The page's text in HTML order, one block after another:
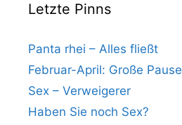
Letzte Pinns
Panta rhei – Alles fließt
Februar-April: Große Pause
Sex – Verweigerer
Haben Sie noch Sex?